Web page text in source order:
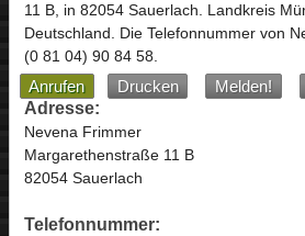
11 B, in 82054 Sauerlach. Landkreis
Deutschland. Die Telefonnummer von
(0 81 04) 90 84 58.
Anrufen Drucken Melden!
Adresse:
Nevena Frimmer
Margarethenstraße 11 B
82054 Sauerlach
Telefonnummer: